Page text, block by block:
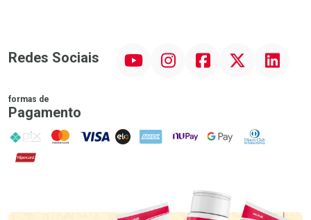
Redes Sociais InstagramFacebookTwitter Linkedin
formas de
Pagamento
PIX MasterCard
VISA ELO AMEX NuPay Google PayDiners Club
Hipercard
Promoção em Destaque